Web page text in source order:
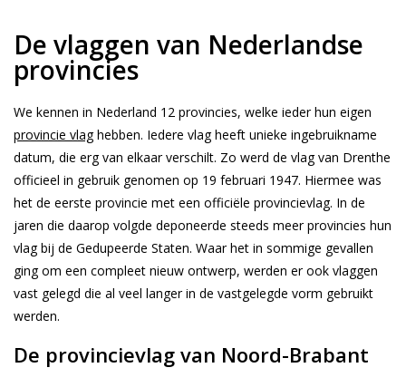
De vlaggen van Nederlandse
provincies
We kennen in Nederland 12 provincies, welke ieder hun eigen
provincie vlaghebben. Iedere vlag heeft unieke ingebruikname
datum, die erg van elkaar verschilt. Zo werd de vlag van Drenthe
officieel in gebruik genomen op 19 februari 1947. Hiermee was
het de eerste provincie met een officiële provincievlag. In de
jaren die daarop volgde deponeerde steeds meer provincies hun
vlag bij de Gedupeerde Staten. Waar het in sommige gevallen
ging om een compleet nieuw ontwerp, werden er ook vlaggen
vast gelegd die al veel langer in de vastgelegde vorm gebruikt
werden.
De provincievlag van Noord-Brabant